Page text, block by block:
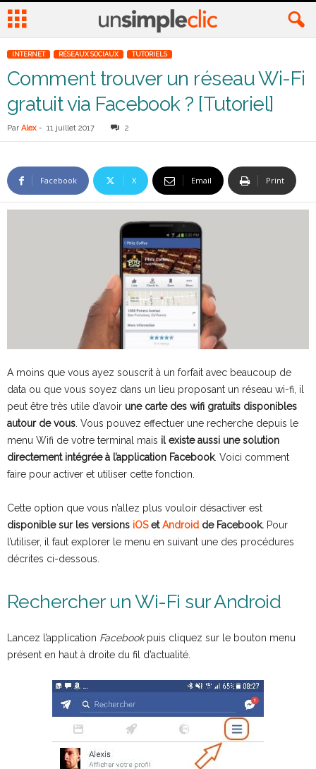
INTERNET RÉSEAUX SOCIAUX TUTORIELS
Comment trouver un réseau Wi-Fi
gratuit via Facebook ? [Tutoriel]
Par Alex - 11 juillet 2017 2
Facebook X Email Print
A moins que vous ayez souscrit à un forfait avec beaucoup de
data ou que vous soyez dans un lieu proposant un réseau wi-fi, il
peut être très utile d’avoir une carte des wifi gratuits disponibles
autour de vous . Vous pouvez effectuer une recherche depuis le
menu Wifi de votre terminal mais il existe aussi une solution
directement intégrée à l’application Facebook. Voici comment
faire pour activer et utiliser cette fonction.
Cette option que vous n’allez plus vouloir désactiver est
disponible sur les versions iOSetAndroid de Facebook. Pour
l’utiliser, il faut explorer le menu en suivant une des procédures
décrites ci-dessous.
Rechercher un Wi-Fi sur Android
Lancez l’application Facebookpuis cliquez sur le bouton menu
présent en haut à droite du fil d’actualité.